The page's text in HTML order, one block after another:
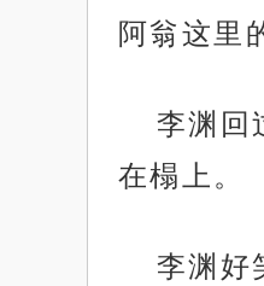
阿翁这里
李渊回
在榻上。
李渊好